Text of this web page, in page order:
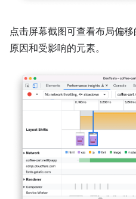
点击屏幕截图可查看布局偏
原因和受影响的元素。